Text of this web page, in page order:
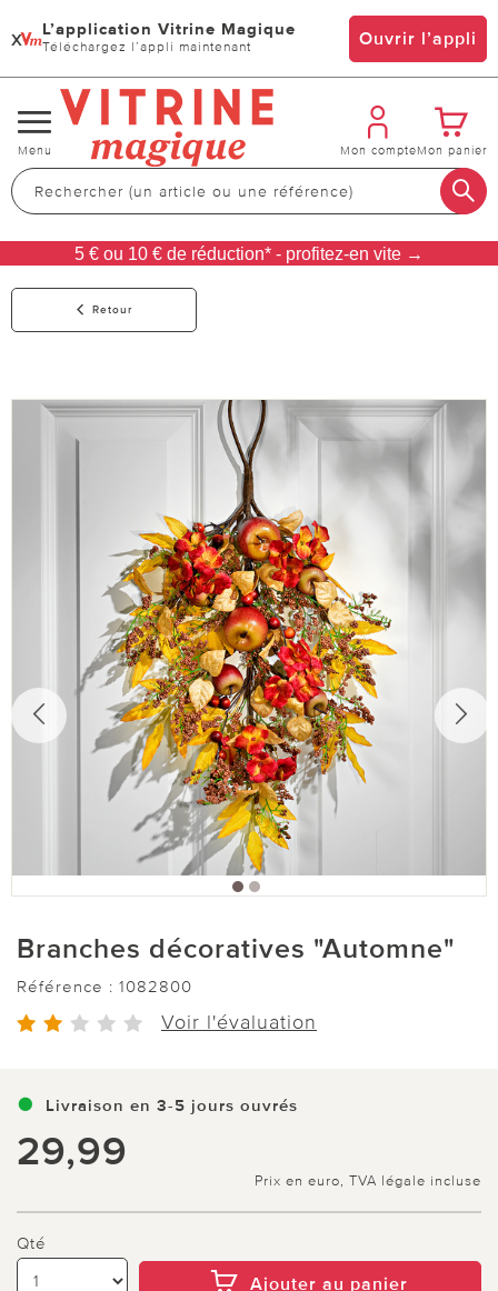
x L’application Vitrine Magique
Téléchargez l’appli maintenant Ouvrir l’appli
Changer
de
navigation
Menu Mon compteMon panier
5 € ou 10 € de réduction* - profitez-en vite →
Retour
Branches décoratives "Automne"
Référence : 1082800
Voir l'évaluation
Livraison en 3-5 jours ouvrés
29,99
Prix en euro, TVA légale incluse
Qté
Ajouter au panier